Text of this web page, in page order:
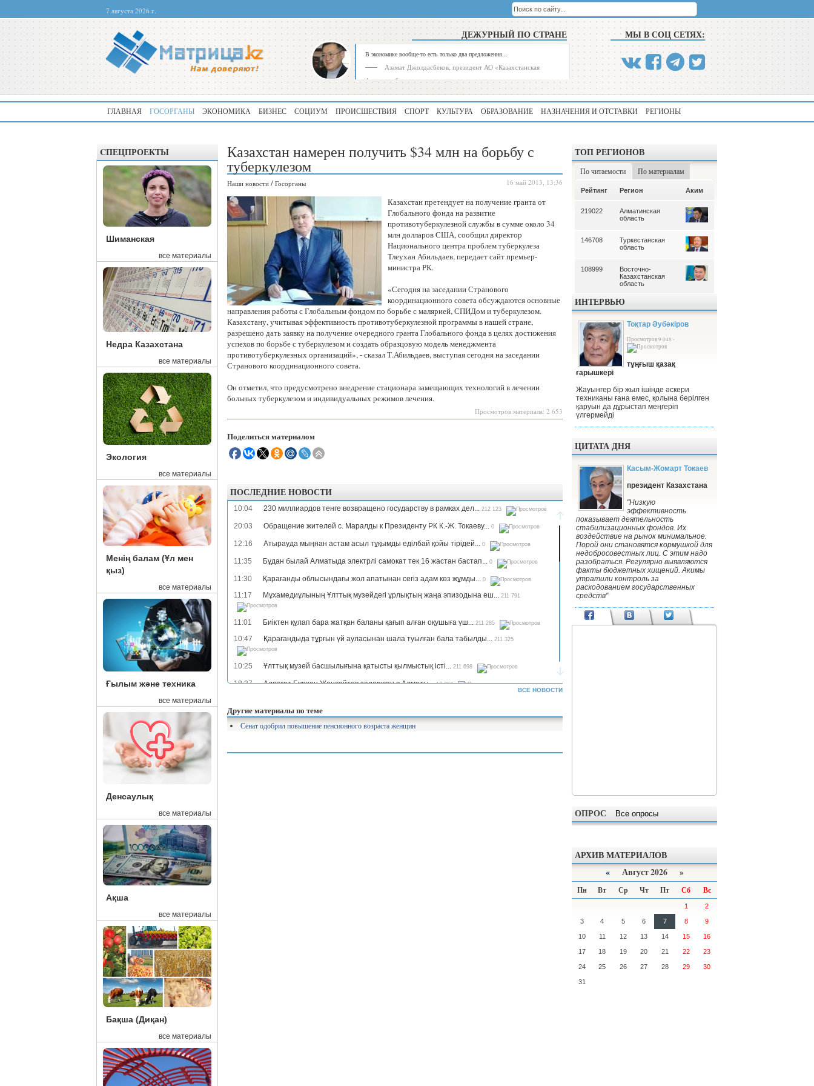
7 августа 2026 г.
ДЕЖУРНЫЙ ПО СТРАНЕ
В экономике вообще-то есть только два предложения...
Азамат Джолдасбеков, президент АО «Казахстанская
фондовая биржа»
МЫ В СОЦ СЕТЯХ:
ГЛАВНАЯ ГОСОРГАНЫ ЭКОНОМИКА БИЗНЕС СОЦИУМ ПРОИСШЕСТВИЯ СПОРТ КУЛЬТУРА ОБРАЗОВАНИЕ НАЗНАЧЕНИЯ И ОТСТАВКИ РЕГИОНЫ
CПЕЦПРОЕКТЫ
Шиманская
все материалы
Недра Казахстана
все материалы
Экология
все материалы
Менің балам (Ұл мен
қыз)
все материалы
Ғылым және техника
все материалы
Денсаулық
все материалы
Ақша
все материалы
Бақша (Диқан)
все материалы
Казахстан намерен получить $34 млн на борьбу с
туберкулезом
Наши новости / Госорганы 16 май 2013, 13:36
Казахстан претендует на получение гранта от
Глобального фонда на развитие
противотуберкулезной службы в сумме около 34
млн долларов США, сообщил директор
Национального центра проблем туберкулеза
Тлеухан Абильдаев, передает сайт премьер-
министра РК.
«Сегодня на заседании Странового
координационного совета обсуждаются основные
направления работы с Глобальным фондом по борьбе с малярией, СПИДом и туберкулезом.
Казахстану, учитывая эффективность противотуберкулезной программы в нашей стране,
разрешено дать заявку на получение очередного гранта Глобального фонда в целях достижения
успехов по борьбе с туберкулезом и создать образцовую модель менеджмента
противотуберкулезных организаций», - сказал Т.Абильдаев, выступая сегодня на заседании
Странового координационного совета.
Он отметил, что предусмотрено внедрение стационара замещающих технологий в лечении
больных туберкулезом и индивидуальных режимов лечения.
Просмотров материала: 2 653
Поделиться материалом
ПОСЛЕДНИЕ НОВОСТИ
10:04 230 миллиардов тенге возвращено государству в рамках дел... 212 123
20:03 Обращение жителей с. Маралды к Президенту РК К.-Ж. Токаеву... 0
12:16 Атырауда мыңнан астам асыл тұқымды еділбай қойы тірідей... 0
11:35 Бұдан былай Алматыда электрлі самокат тек 16 жастан бастап... 0
11:30 Қарағанды облысындағы жол апатынан сегіз адам көз жұмды... 0
11:17 Мұхамедиұлының Ұлттық музейдегі ұрлықтың жаңа эпизодына еш... 211 791
11:01 Биіктен құлап бара жатқан баланы қағып алған оқушыға үш... 211 285
10:47 Қарағандыда тұрғын үй ауласынан шала туылған бала табылды... 211 325
10:25 Ұлттық музей басшылығына қатысты қылмыстық істі... 211 698
18:37 Адвокат Бурхан Жансейтов задержан в Алматы... 13 297
17:13 Тарифы на комуслуги изменятся в Казахстане... 12 639
16:52 «Қолайлы мектеп». Ұлттық жоба арқылы 582 мектеп бой көтереді... 17 365
ВСЕ НОВОСТИ
Другие материалы по теме
Сенат одобрил повышение пенсионного возраста женщин
ТОП РЕГИОНОВ
По читаемости По материалам
339
Алматинская
область
195
Туркестанская
область
Рейтинг Регион Аким
219022
Алматинская
область
146708
Туркестанская
область
108999
Восточно-
Казахстанская
область
ИНТЕРВЬЮ
Тоқтар Әубәкіров
Просмотров 9 048 -
тұңғыш қазақ
ғарышкері
Жауынгер бір жыл ішінде әскери
техниканы ғана емес, қолына берілген
қаруын да дұрыстап меңгеріп
үлгермейді
ЦИТАТА ДНЯ
Касым-Жомарт Токаев
президент Казахстана
"Низкую
эффективность
показывает деятельность
стабилизационных фондов. Их
воздействие на рынок минимальное.
Порой они становятся кормушкой для
недобросовестных лиц. С этим надо
разобраться. Регулярно выявляются
факты бюджетных хищений. Акимы
утратили контроль за
расходованием государственных
средств"
ОПРОС Все опросы
АРХИВ МАТЕРИАЛОВ
«Август 2026 »
Пн Вт Ср Чт Пт Сб Вс
1 2
3 4 5 6 7 8 9
10 11 12 13 14 15 16
17 18 19 20 21 22 23
24 25 26 27 28 29 30
31